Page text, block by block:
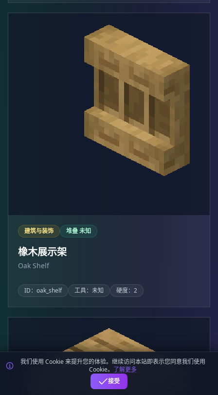
建筑与装饰 堆叠 未知
橡木展示架
Oak Shelf
ID：oak_shelf 工具：未知 硬度：2
我们使用 Cookie 来提升您的体验。继续访问本站即表示您同意我们使用
Cookie。 了解更多
接受